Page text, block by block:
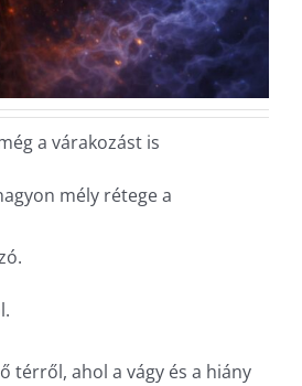
a várakozást is
mély rétege a
térről, ahol a vágy és a hiány